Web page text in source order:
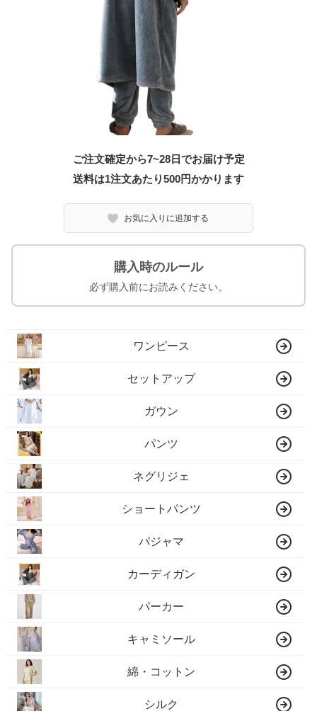
ご注文確定から7~28日でお届け予定
送料は1注文あたり500円かかります
お気に入りに追加する
購入時のルール
必ず購入前にお読みください。
ワンピース
セットアップ
ガウン
パンツ
ネグリジェ
ショートパンツ
パジャマ
カーディガン
パーカー
キャミソール
綿・コットン
シルク